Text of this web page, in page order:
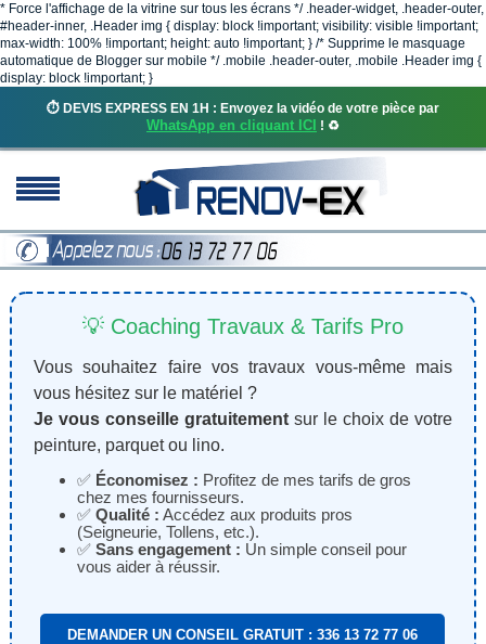
* Force l'affichage de la vitrine sur tous les écrans */ .header-widget, .header-outer,
#header-inner, .Header img { display: block !important; visibility: visible !important;
max-width: 100% !important; height: auto !important; } /* Supprime le masquage
automatique de Blogger sur mobile */ .mobile .header-outer, .mobile .Header img {
display: block !important; }
⏱️ DEVIS EXPRESS EN 1H : Envoyez la vidéo de votre pièce par
WhatsApp en cliquant ICI ! ♻️
💡 Coaching Travaux & Tarifs Pro
Vous souhaitez faire vos travaux vous-même mais
vous hésitez sur le matériel ?
Je vous conseille gratuitementsur le choix de votre
peinture, parquet ou lino.
✅ Économisez : Profitez de mes tarifs de gros
chez mes fournisseurs.
✅ Qualité : Accédez aux produits pros
(Seigneurie, Tollens, etc.).
✅ Sans engagement : Un simple conseil pour
vous aider à réussir.
DEMANDER UN CONSEIL GRATUIT : 336 13 72 77 06